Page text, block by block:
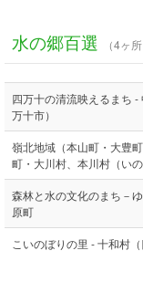
水の郷百選 （4ヶ所
四万十の清流映えるまち -
万十市）
嶺北地域（本山町・大豊
町・大川村、本川村（いの
森林と水の文化のまち－
原町
こいのぼりの里 - 十和村（